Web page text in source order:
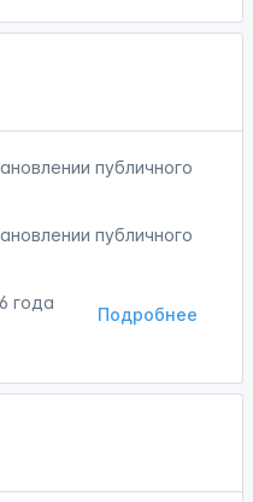
публичного
публичного
Подробнее
года